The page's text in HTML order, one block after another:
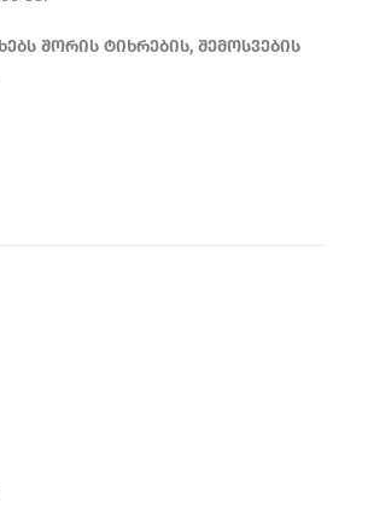
შორის ტიხრების, შემოსვების